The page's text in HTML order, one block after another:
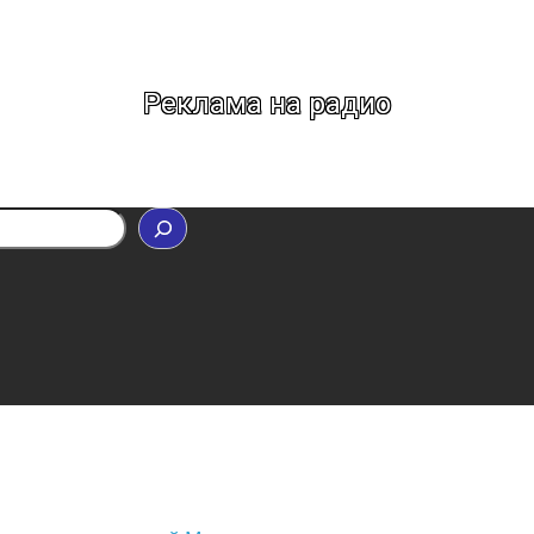
Реклама на радио